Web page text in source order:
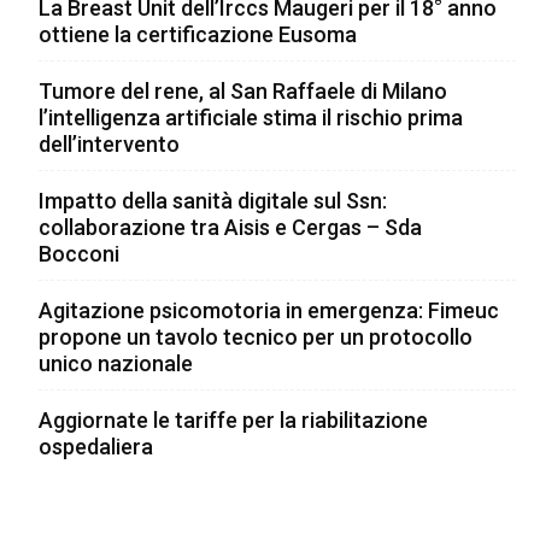
Il webinar di AIAF e i suoi obiettivi
Seguire tutto il percorso evolutivo della donna
con Fabry appare dunque essenziale per
garantire una presa in carico precoce e un
AIAF – Associazione Italiana Anderson-Fabry,
in collaborazione con
Rare,lo scorso 13 settembre ha organizzato
un webinar di approfondimento sulla
da bambina a donna. Viaggio tra sfide,
consapevolezze e identità femminile”
La Breast Unit dell’Irccs Maugeri per il 18° anno
ottiene la certificazione Eusoma
Tumore del rene, al San Raffaele di Milano
l’intelligenza artificiale stima il rischio prima
dell’intervento
Impatto della sanità digitale sul Ssn:
collaborazione tra Aisis e Cergas – Sda
Bocconi
Agitazione psicomotoria in emergenza: Fimeuc
propone un tavolo tecnico per un protocollo
unico nazionale
Aggiornate le tariffe per la riabilitazione
ospedaliera